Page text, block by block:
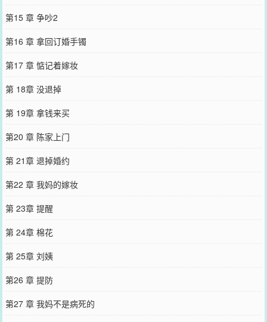
第15 章 争吵2
第16 章 拿回订婚手镯
第17 章 惦记着嫁妆
第 18章 没退掉
第 19章 拿钱来买
第20 章 陈家上门
第 21章 退掉婚约
第22 章 我妈的嫁妆
第 23章 提醒
第 24章 棉花
第 25章 刘姨
第26 章 提防
第27 章 我妈不是病死的